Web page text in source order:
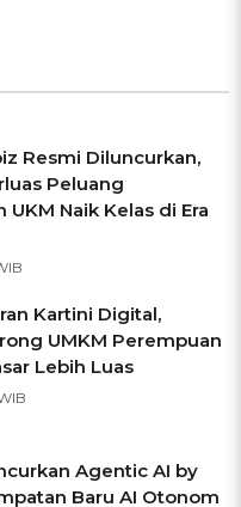
Resmi Diluncurkan,
Peluang
UKM Naik Kelas di Era
Kartini Digital,
UMKM Perempuan
Lebih Luas
Agentic AI by
Baru AI Otonom